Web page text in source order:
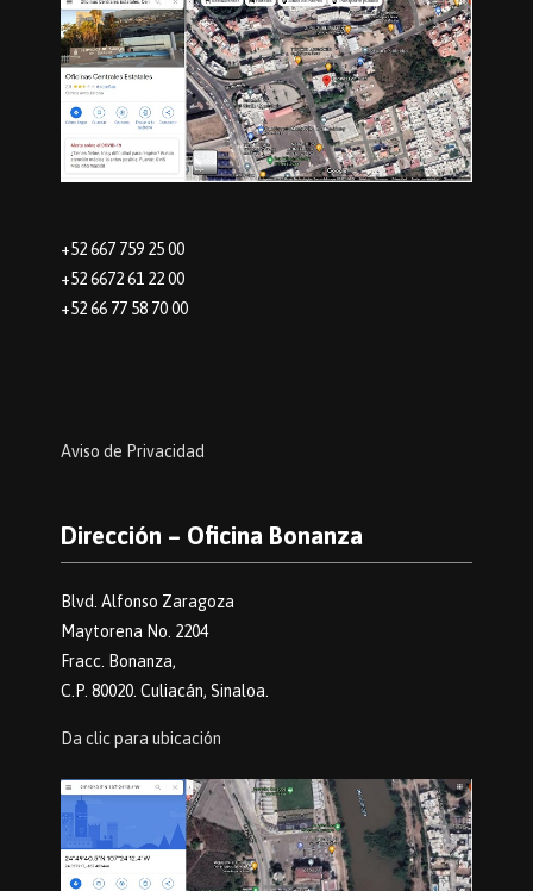
+52 667 759 25 00
+52 6672 61 22 00
+52 66 77 58 70 00
Aviso de Privacidad
Dirección – Oficina Bonanza
Blvd. Alfonso Zaragoza
Maytorena No. 2204
Fracc. Bonanza,
C.P. 80020. Culiacán, Sinaloa.
Da clic para ubicación